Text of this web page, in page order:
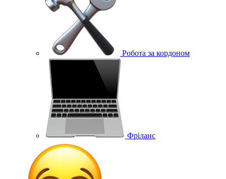
Робота за кордоном
Фріланс